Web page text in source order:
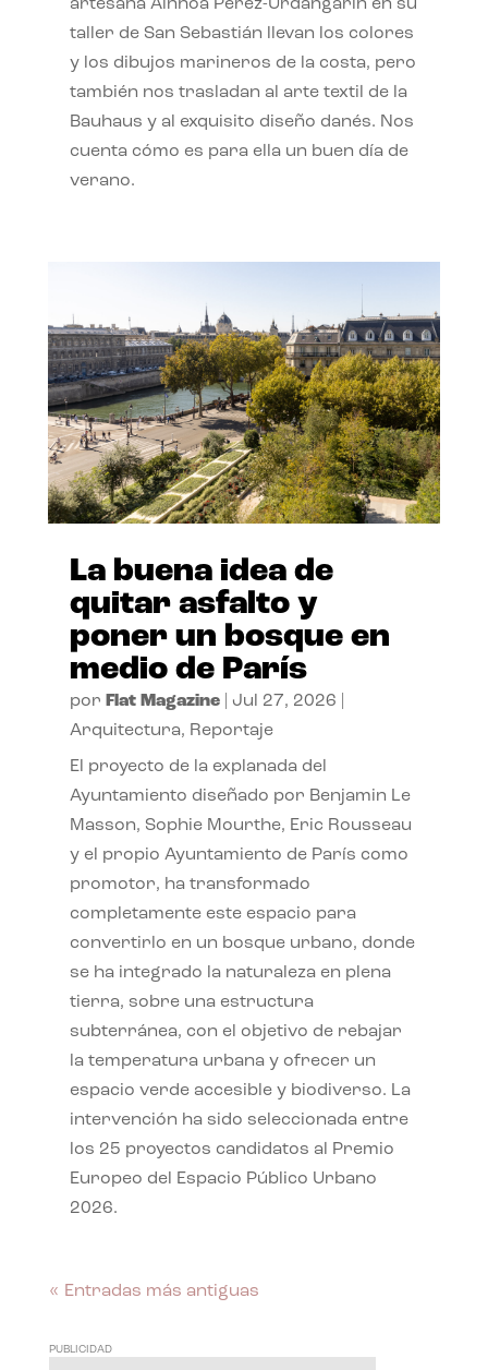
artesana Ainhoa Pérez-Urdangarín en su
taller de San Sebastián llevan los colores
y los dibujos marineros de la costa, pero
también nos trasladan al arte textil de la
Bauhaus y al exquisito diseño danés. Nos
cuenta cómo es para ella un buen día de
verano.
La buena idea de
quitar asfalto y
poner un bosque en
medio de París
por Flat Magazine| Jul 27, 2026
Arquitectura, Reportaje
El proyecto de la explanada del
Ayuntamiento diseñado por Benjamin Le
Masson, Sophie Mourthe, Eric Rousseau
y el propio Ayuntamiento de París como
promotor, ha transformado
completamente este espacio para
convertirlo en un bosque urbano, donde
se ha integrado la naturaleza en plena
tierra, sobre una estructura
subterránea, con el objetivo de rebajar
la temperatura urbana y ofrecer un
espacio verde accesible y biodiverso. La
intervención ha sido seleccionada entre
los 25 proyectos candidatos al Premio
Europeo del Espacio Público Urbano
2026.
« Entradas más antiguas
PUBLICIDAD